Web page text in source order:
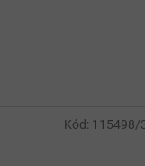
Kód: 115498/